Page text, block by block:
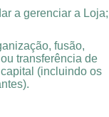
a gerenciar a Loja;
fusão,
transferência de
(incluindo os